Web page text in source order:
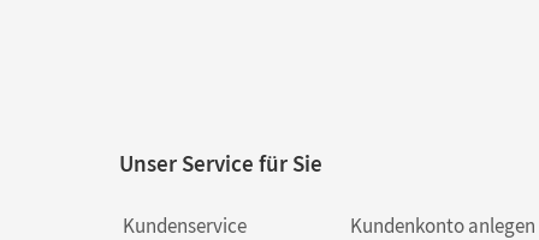
Unser Service für Sie
Kundenservice
Kundenkonto anlegen